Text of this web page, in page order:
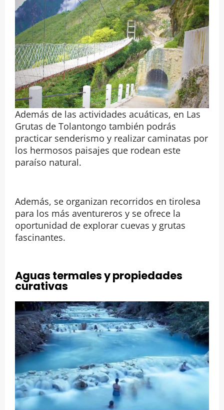
Además de las actividades acuáticas, en Las
Grutas de Tolantongo también podrás
practicar senderismo y realizar caminatas por
los hermosos paisajes que rodean este
paraíso natural.
Además, se organizan recorridos en tirolesa
para los más aventureros y se ofrece la
oportunidad de explorar cuevas y grutas
fascinantes.
Aguas termales y propiedades
curativas